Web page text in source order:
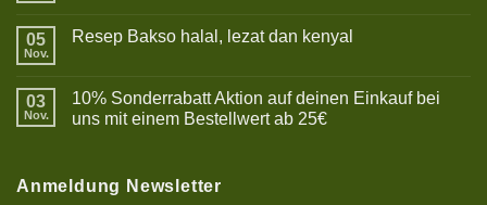
Betriebsurlaub
05
Nov.
Resep Bakso halal, lezat dan kenyal
Resep
Bakso
halal,
03
Nov.
10% Sonderrabatt Aktion auf deinen Einkauf bei
uns mit einem Bestellwert ab 25€
10%
Sonderrabatt
Anmeldung Newsletter